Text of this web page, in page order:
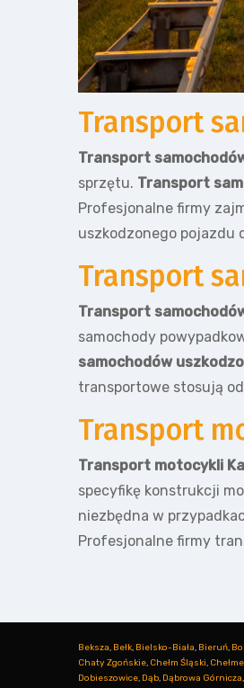
Transport
Transport
sprzętu. Transport
Profesjonalne firmy
uszkodzonego pojazdu
Transport
Transport
samochody
samochodów
transportowe stosują
Transport
Transport motocykli
specyfikę konstrukcji
niezbędna w
Profesjonalne firmy
Beksza, Bełk, Bielsko-Biała, Bieruń,
Chaty Zgońskie, Chełm Śląski,
Dobieszowice, Dąb, Dąbrowa Górnicza,